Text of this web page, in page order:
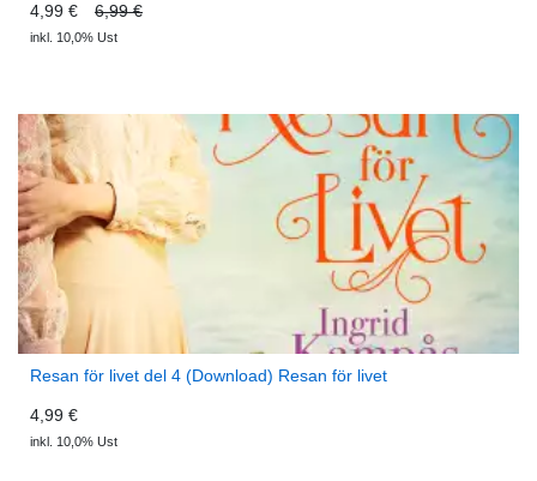
4,99 € 6,99 €
inkl. 10,0% Ust
Resan för livet del 4 (Download) Resan för livet
4,99 €
inkl. 10,0% Ust